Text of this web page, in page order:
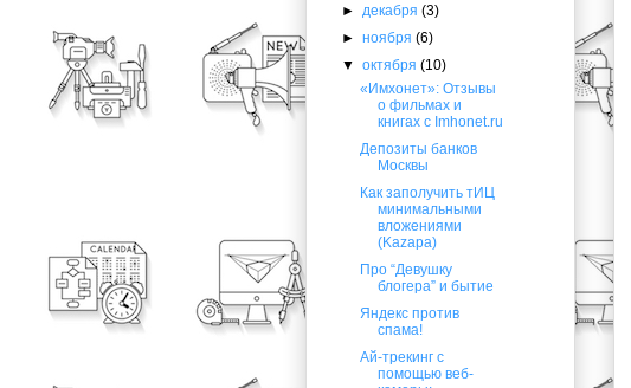
► декабря(3)
►ноября(6)
▼октября(10)
«Имхонет»: Отзывы
о фильмах и
книгах с Imhonet.ru
Депозиты банков
Москвы
Как заполучить тИЦ
минимальными
вложениями
(Kazapa)
Про “Девушку
блогера” и бытие
Яндекс против
спама!
Ай-трекинг с
помощью веб-